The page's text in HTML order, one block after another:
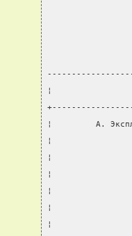
¦
¦         А.
¦
¦
¦
¦
¦
¦